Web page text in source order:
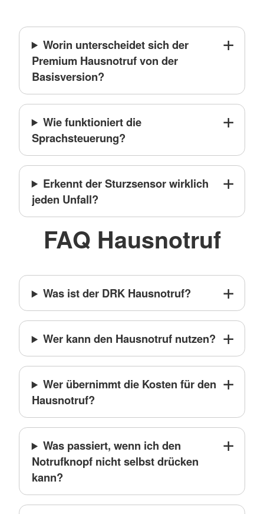
Worin unterscheidet sich der
Premium Hausnotruf von der
Basisversion?
Wie funktioniert die
Sprachsteuerung?
Erkennt der Sturzsensor wirklich
jeden Unfall?
FAQ Hausnotruf
Was ist der DRK Hausnotruf?
Wer kann den Hausnotruf nutzen?
Wer übernimmt die Kosten für den
Hausnotruf?
Was passiert, wenn ich den
Notrufknopf nicht selbst drücken
kann?